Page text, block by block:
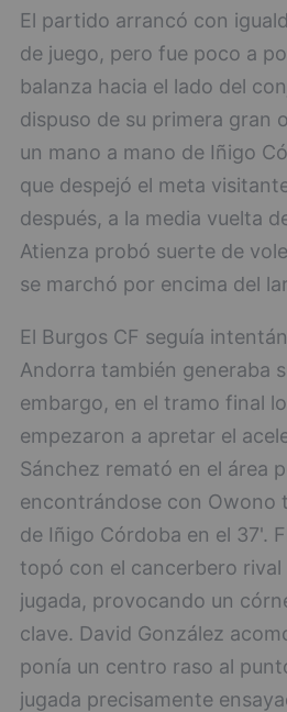
El partido arrancó con
de juego, pero fue poco a
balanza hacia el lado del
dispuso de su primera gran
un mano a mano de Iñigo
que despejó el meta
después, a la media vuelta
Atienza probó suerte de
se marchó por encima del
El Burgos CF seguía
Andorra también generaba
embargo, en el tramo final
empezaron a apretar el
Sánchez remató en el área
encontrándose con Owono
de Iñigo Córdoba en el 37'.
topó con el cancerbero rival
jugada, provocando un
clave. David González
ponía un centro raso al
jugada precisamente